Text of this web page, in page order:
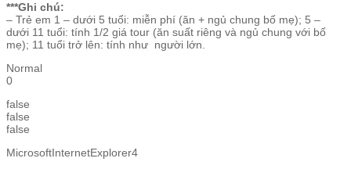
***Ghi chú:
– Trẻ em 1 – dưới 5 tuổi: miễn phí (ăn + ngủ chung bố mẹ); 5 –
dưới 11 tuổi: tính 1/2 giá tour (ăn suất riêng và ngủ chung với bố
mẹ); 11 tuổi trở lên: tính như người lớn.
Normal
0
false
false
false
MicrosoftInternetExplorer4